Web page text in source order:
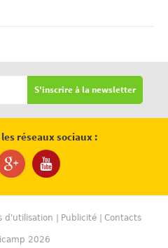
S'inscrire à la newsletter
réseaux sociaux :
d'utilisation Publicité Contacts
2026